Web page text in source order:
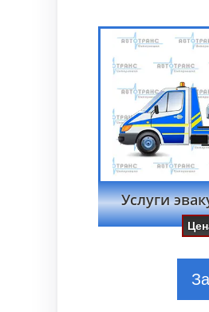
Услуги